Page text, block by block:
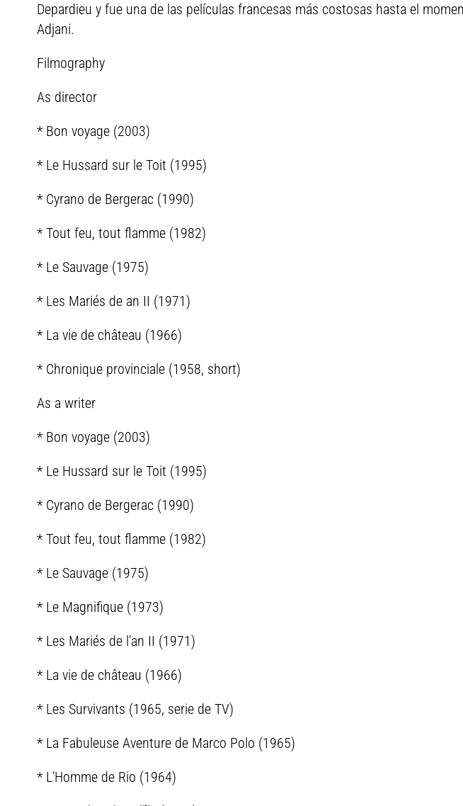
Depardieu y fue una de las películas francesas más costosas hasta el
Adjani.
Filmography
As director
* Bon voyage (2003)
* Le Hussard sur le Toit (1995)
* Cyrano de Bergerac (1990)
* Tout feu, tout flamme (1982)
* Le Sauvage (1975)
* Les Mariés de an II (1971)
* La vie de château (1966)
* Chronique provinciale (1958, short)
As a writer
* Bon voyage (2003)
* Le Hussard sur le Toit (1995)
* Cyrano de Bergerac (1990)
* Tout feu, tout flamme (1982)
* Le Sauvage (1975)
* Le Magnifique (1973)
* Les Mariés de l’an II (1971)
* La vie de château (1966)
* Les Survivants (1965, serie de TV)
* La Fabuleuse Aventure de Marco Polo (1965)
* L’Homme de Rio (1964)